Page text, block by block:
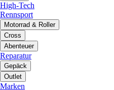
High-Tech
Rennsport
Motorrad & Roller
Cross
Abenteuer
Reparatur
Gepäck
Outlet
Marken